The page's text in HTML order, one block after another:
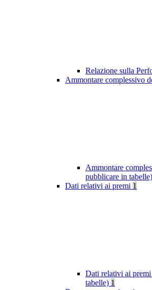
Relazione sulla
Ammontare complessivo
Ammontare
pubblicare in tabelle)
Dati relativi ai premi 1
Dati relativi ai
tabelle) 1